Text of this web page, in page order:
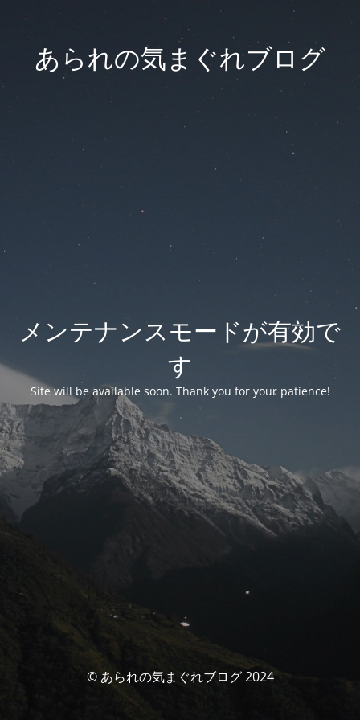
あられの気まぐれブログ
メンテナンスモードが有効で
す
Site will be available soon. Thank you for your patience!
© あられの気まぐれブログ 2024